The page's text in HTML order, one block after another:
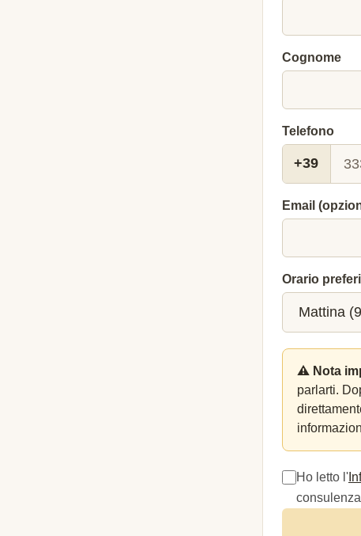
Cognome
Telefono
+39
Email
Orario
⚠️ Nota
parlarti.
Ho letto l'